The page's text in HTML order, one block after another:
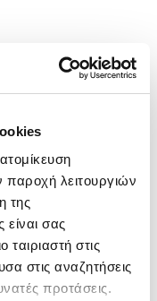
παροχή λειτουργιών
της
είναι σας
στις
στις αναζητήσεις
προτάσεις.